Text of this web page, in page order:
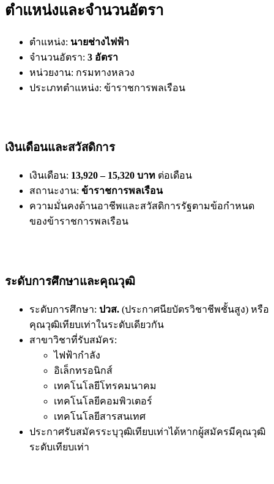
ตำแหน่งและจำนวนอัตรา
ตำแหน่ง: นายช่างไฟฟ้า
จำนวนอัตรา: 3 อัตรา
หน่วยงาน: กรมทางหลวง
ประเภทตำแหน่ง: ข้าราชการพลเรือน
เงินเดือนและสวัสดิการ
เงินเดือน: 13,920 – 15,320 บาท ต่อเดือน
สถานะงาน: ข้าราชการพลเรือน
ความมั่นคงด้านอาชีพและสวัสดิการรัฐตามข้อกำหนด
ของข้าราชการพลเรือน
ระดับการศึกษาและคุณวุฒิ
ระดับการศึกษา: ปวส. (ประกาศนียบัตรวิชาชีพชั้นสูง) หรือ
คุณวุฒิเทียบเท่าในระดับเดียวกัน
สาขาวิชาที่รับสมัคร:
ไฟฟ้ากำลัง
อิเล็กทรอนิกส์
เทคโนโลยีโทรคมนาคม
เทคโนโลยีคอมพิวเตอร์
เทคโนโลยีสารสนเทศ
ประกาศรับสมัครระบุวุฒิเทียบเท่าได้หากผู้สมัครมีคุณวุฒิ
ระดับเทียบเท่า